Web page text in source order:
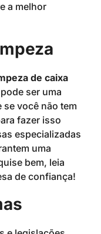
a melhor
de caixa
pode ser uma
você não tem
fazer isso
especializadas
uma
bem, leia
de confiança!